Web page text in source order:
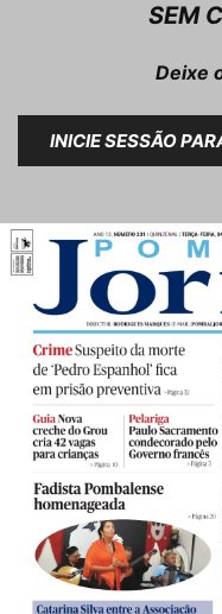
SEM
Deixe
INICIE SESSÃO